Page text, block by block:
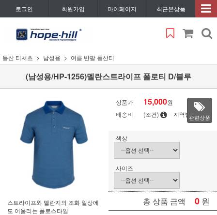
로그인 회원가입 마이페이지 최근본상품
등산 티셔츠 남성용 여름 반팔 등산티
(남성용/HP-1256)멜란스트라이프 폴로티 D/블루
스트라이프와 멜란지의 조화 일상에
도 어울리는 폴로스타일
상품가 15,000원
배송비
(조건) 지역별관련상품
색상
사이즈
총 상품 금액 0 원